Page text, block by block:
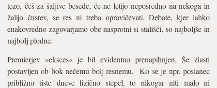
tezo, češ za šaljive besede, če ne letijo neposredno na nekoga in
žalijo čustev, se res ni treba opravičevati. Debate, kjer lahko
enakovredno zagovarjamo obe nasprotni si stališči, so najboljše in
najbolj plodne.
Premierjev »eksces« je bil evidentno prenapihnjen. Še zlasti
postavljen ob bok nečemu bolj resnemu. Ko se je npr. poslanec
približno tiste dneve fizično stepel, to nikogar niti malo ni